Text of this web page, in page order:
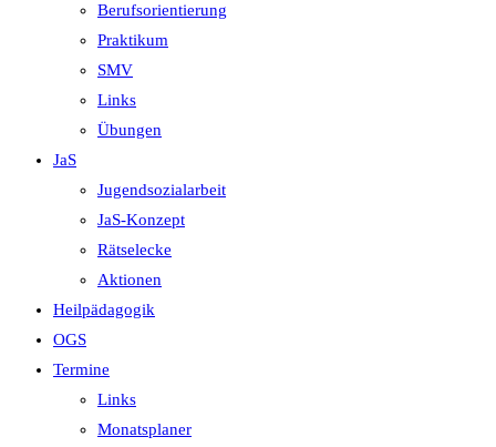
Berufsorientierung
Praktikum
SMV
Links
Übungen
JaS
Jugendsozialarbeit
JaS-Konzept
Rätselecke
Aktionen
Heilpädagogik
OGS
Termine
Links
Monatsplaner